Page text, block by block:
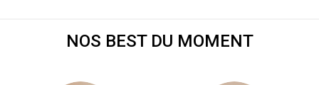
NOS BEST DU MOMENT